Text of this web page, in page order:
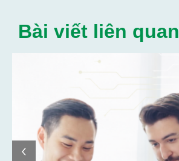
Bài viết liên quan
‹